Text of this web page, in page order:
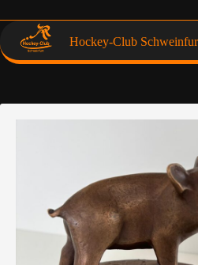
Hockey-Club